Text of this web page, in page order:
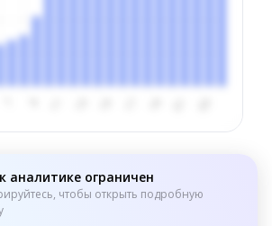
аналитике ограничен
чтобы открыть подробную